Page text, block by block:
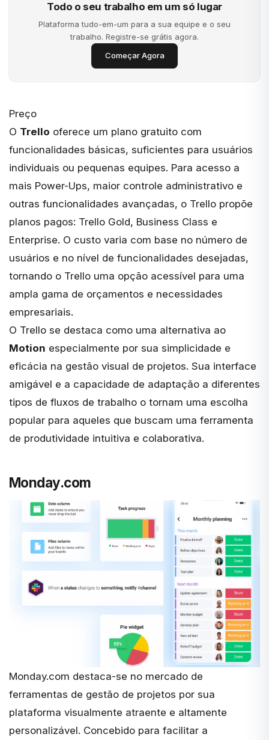
Todo o seu trabalho em um só lugar
Plataforma tudo-em-um para a sua equipe e o seu
trabalho. Registre-se grátis agora.
Começar Agora
Preço
O Trello oferece um plano gratuito com
funcionalidades básicas, suficientes para usuários
individuais ou pequenas equipes. Para acesso a
mais Power-Ups, maior controle administrativo e
outras funcionalidades avançadas, o Trello propõe
planos pagos: Trello Gold, Business Class e
Enterprise. O custo varia com base no número de
usuários e no nível de funcionalidades desejadas,
tornando o Trello uma opção acessível para uma
ampla gama de orçamentos e necessidades
empresariais.
O Trello se destaca como uma alternativa ao
Motion especialmente por sua simplicidade e
eficácia na gestão visual de projetos. Sua interface
amigável e a capacidade de adaptação a diferentes
tipos de fluxos de trabalho o tornam uma escolha
popular para aqueles que buscam uma ferramenta
de produtividade intuitiva e colaborativa.
Monday.com
Monday.com destaca-se no mercado de
ferramentas de gestão de projetos por sua
plataforma visualmente atraente e altamente
personalizável. Concebido para facilitar a